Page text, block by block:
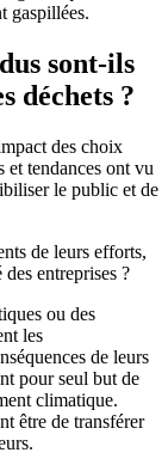
gaspillées.
sont-ils
déchets ?
des choix
tendances ont vu
le public et de
de leurs efforts,
entreprises ?
ou des
les
de leurs
pour seul but de
climatique.
être de transférer